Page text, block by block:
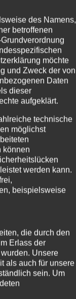
des Namens,
betroffenen
möchte
und Zweck der von
Daten
dieser
aufgeklärt.
technische
möglichst
können
werden kann.
beispielsweise
die durch den
Erlass der
Unsere
als auch für unsere
sein. Um